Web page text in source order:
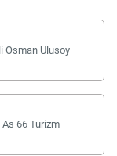
Osman Ulusoy
As 66 Turizm